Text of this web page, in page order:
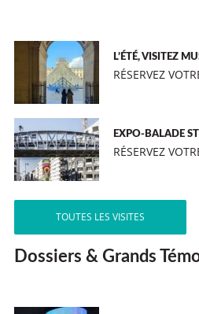
L’ÉTÉ, VISITEZ
RÉSERVEZ
EXPO-BALADE
RÉSERVEZ
TOUTES LES VISITES
Dossiers & Grands